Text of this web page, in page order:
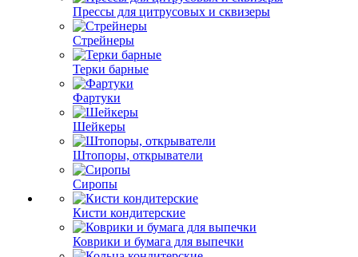
Прессы для цитрусовых и сквизеры
Стрейнеры
Терки барные
Фартуки
Шейкеры
Штопоры, открыватели
Сиропы
Кисти кондитерские
Коврики и бумага для выпечки